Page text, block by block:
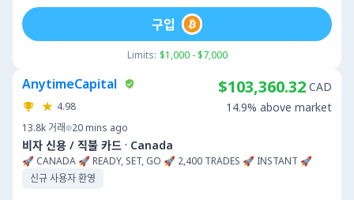
Limits: $1,000 - $7,000
구입
AnytimeCapital
4.98
13.8k 거래 20 mins ago
비자 신용 / 직불 카드 · Canada
🚀 CANADA 🚀 READY, SET, GO 🚀 2,400 TRADES 🚀 INSTANT 🚀
신규 사용자 환영
$103,360.32 CAD
14.9% above market